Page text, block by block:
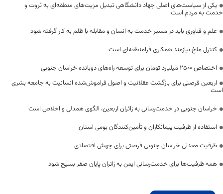
یکی از سیاست‌های اصلی جهاد دانشگاهی تبدیل مزیت‌های منطقه‌ای به ثروت و
خدمت به مردم است
علم و فناوری باید در مسیر خدمت به انسان و مقابله با ظلم به کار گرفته شود
کنترل ملخ نیازمند همکاری فرامنطقه‌ای است
اختصاص 2500 میلیارد تومان برای توسعه راه‌های دوبانده خراسان جنوبی
اربعین فرصتی برای بازگشت عقلانیت و اصول فراموش‌شده انسانیت به جامعه بشری
است
خراسان جنوبی در خدمت‌رسانی به زائران اربعین، الگوی همدلی و اخلاص است
استفاده از ظرفیت پیمانکاران و تأمین‌کنندگان بومی استان
ظرفیت معدنی خراسان جنوبی فرصتی برای جهش اقتصادی
همه ظرفیت‌ها برای خدمت‌رسانی ایمن به زائران پایان صفر بسیج شود